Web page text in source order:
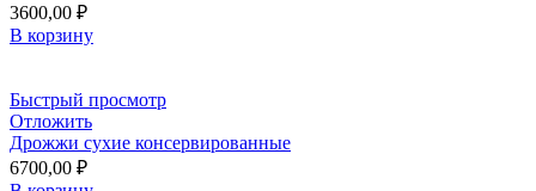
3600,00 ₽
В корзину
Быстрый просмотр
Отложить
Дрожжи сухие консервированные
6700,00 ₽